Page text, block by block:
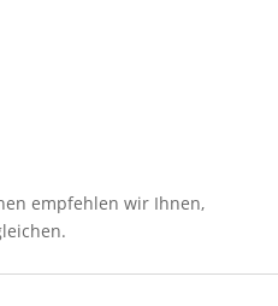
empfehlen wir Ihnen,